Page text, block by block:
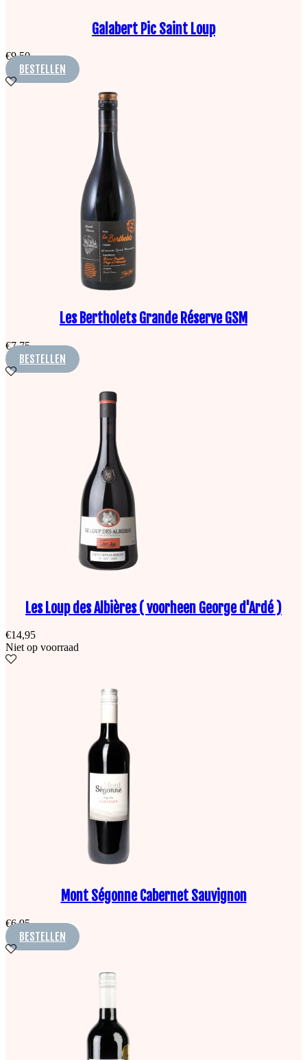
Galabert Pic Saint Loup
€9,50
BESTELLEN
Les Bertholets Grande Réserve GSM
€7,75
BESTELLEN
Les Loup des Albières ( voorheen George d'Ardé )
€14,95
Niet op voorraad
Mont Ségonne Cabernet Sauvignon
€6,95
BESTELLEN